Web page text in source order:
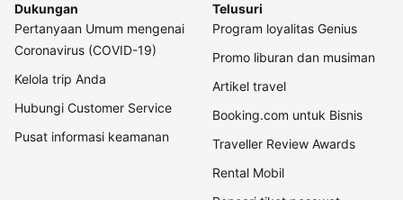
Dukungan
Pertanyaan Umum mengenai
Coronavirus (COVID-19)
Kelola trip Anda
Hubungi Customer Service
Pusat informasi keamanan
Telusuri
Program loyalitas Genius
Promo liburan dan musiman
Artikel travel
Booking.com untuk Bisnis
Traveller Review Awards
Rental Mobil